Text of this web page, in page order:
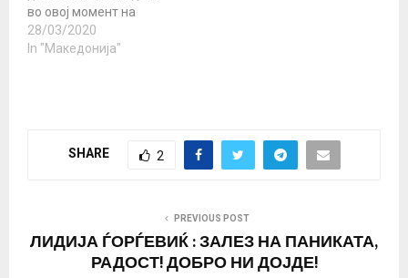
Тој посочи дека…
во овој момент на
партијата не и се
приоритет изборите и
на граѓаните, потоа
на крајот се изборите,
рече…
28/03/2020
In "Македонија"
SHARE 2
PREVIOUS POST
ЛИДИЈА ЃОРЃЕВИЌ : ЗАЛЕЗ НА ПАНИКАТА,
РАДОСТ! ДОБРО НИ ДОЈДЕ!